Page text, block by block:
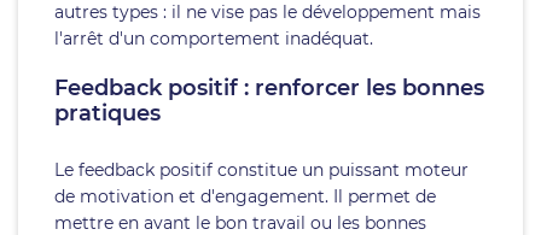
autres types : il ne vise pas le développement mais
l'arrêt d'un comportement inadéquat.
Feedback positif : renforcer les bonnes
pratiques
Le feedback positif constitue un puissant moteur
de motivation et d'engagement. Il permet de
mettre en avant le bon travail ou les bonnes